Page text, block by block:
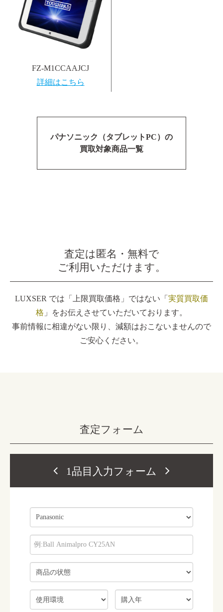
FZ-M1CCAAJCJ
詳細はこちら
パナソニック（タブレットPC）の
買取対象商品一覧
査定は匿名・無料で
ご利用いただけます。
LUXSER では「上限買取価格」ではない「 実質買取価
格 」をお伝えさせていただいております。
事前情報に相違がない限り、減額はおこないませんので
ご安心ください。
査定フォーム
1品目入力フォーム